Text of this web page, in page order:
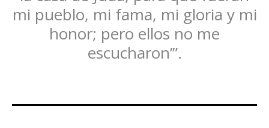
mi pueblo, mi fama, mi gloria y mi
honor; pero ellos no me
escucharon’”.